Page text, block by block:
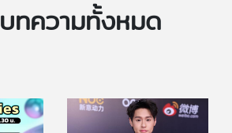
บทความทั้งหมด